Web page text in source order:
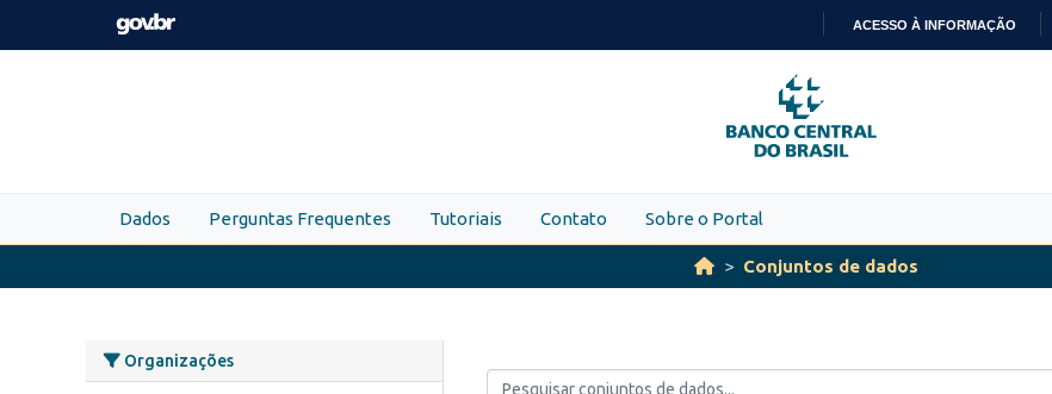
Skip to main content
PARA
O
CONTEÚDO
ACESSO À INFORMAÇÃO
Dados Perguntas Frequentes Tutoriais Contato Sobre o Portal
Conjuntos de dados
Organizações